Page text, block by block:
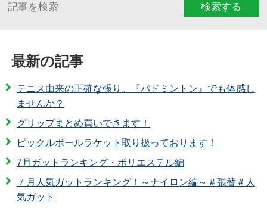
検索する
最新の記事
テニス由来の正確な張り。『バドミントン』でも体感し
ませんか？
グリップまとめ買いできます！
ピックルボールラケット取り扱っております！
7月ガットランキング・ポリエステル編
７月人気ガットランキング！～ナイロン編～＃張替＃人
気ガット